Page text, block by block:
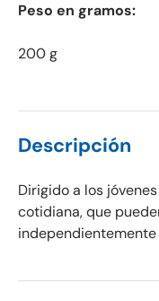
Peso en gramos:
200 g
Descripción
Dirigido a los
cotidiana, que